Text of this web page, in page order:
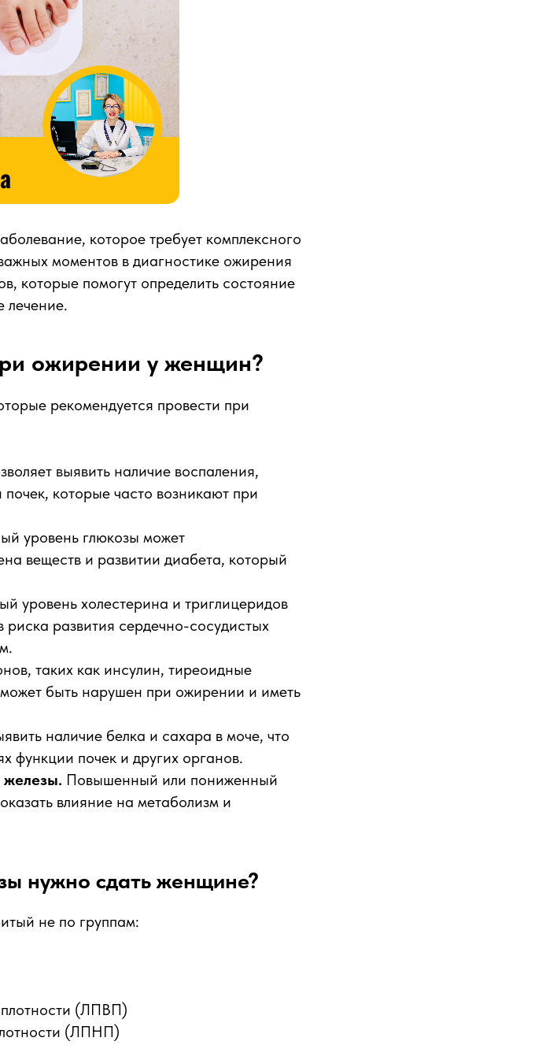
которое требует комплексного
моментов в диагностике ожирения
которые помогут определить состояние
лечение.
ожирении у женщин?
рекомендуется провести при
выявить наличие воспаления,
которые часто возникают при
уровень глюкозы может
веществ и развитии диабета, который
уровень холестерина и триглицеридов
развития сердечно-сосудистых
таких как инсулин, тиреоидные
быть нарушен при ожирении и иметь
наличие белка и сахара в моче, что
функции почек и других органов.
железы. Повышенный или пониженный
влияние на метаболизм и
нужно сдать женщине?
не по группам:
(ЛПВП)
(ЛПНП)